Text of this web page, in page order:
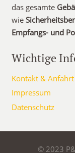
das gesamte
wie
Empfangs- und
Wichtige
Kontakt & Anfahrt
Impressum
Datenschutz
© 2023